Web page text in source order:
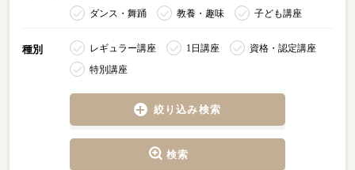
ダンス・舞踊
教養・趣味 子ども講座
種別 レギュラー講座 1日講座
資格・認定講座
特別講座
絞り込み検索
検索